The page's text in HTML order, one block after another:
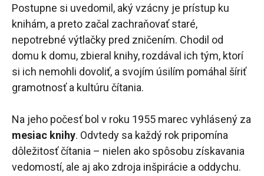
Postupne si uvedomil, aký vzácny je prístup ku
knihám, a preto začal zachraňovať staré,
nepotrebné výtlačky pred zničením. Chodil od
domu k domu, zbieral knihy, rozdával ich tým, ktorí
si ich nemohli dovoliť, a svojím úsilím pomáhal šíriť
gramotnosť a kultúru čítania.
Na jeho počesť bol v roku 1955 marec vyhlásený za
mesiac knihy. Odvtedy sa každý rok pripomína
dôležitosť čítania – nielen ako spôsobu získavania
vedomostí, ale aj ako zdroja inšpirácie a oddychu.